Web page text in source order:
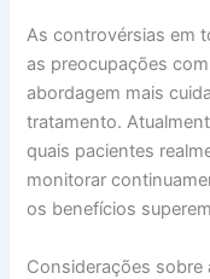
As controvérsias em
as preocupações
abordagem mais
tratamento.
quais pacientes
monitorar
os benefícios
Considerações